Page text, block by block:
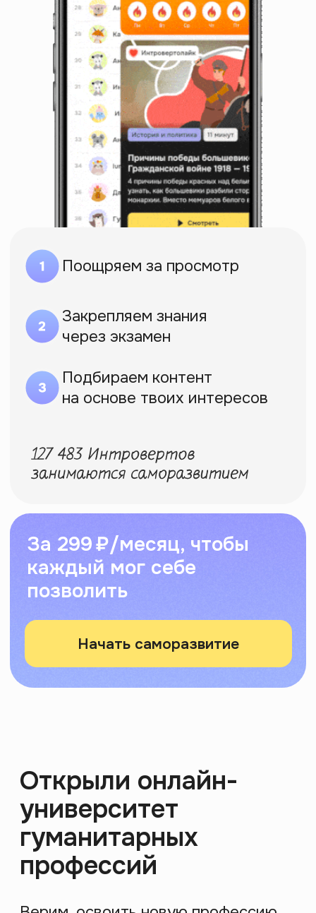
Открыли онлайн-
университет
гуманитарных
профессий
Верим, освоить новую профессию
можно быстрее, чем в универе.
Упаковали бакалаврский объем
С госдипломом. Без ОБЖ и физры
Делаем программы,
которые хотели бы
пройти сами
Религия 07 августа 2026 19:00 МСК
Как религия определяет
жизнь современного
человека
Религия давно вышла за стены храмов: она в
календаре, еде, символах вокруг нас, даже в
получишь инструмент для анализа скрытого